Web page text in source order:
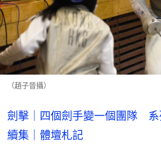
（趙子晉攝）
劍擊｜四個劍手變一個團隊 系
續集｜體壇札記